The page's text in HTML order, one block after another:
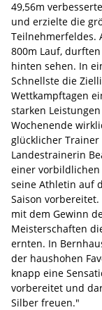
49,56m
und erzielte die
Teilnehmerfeldes.
800m Lauf,
hinten sehen. In
Schnellste die
Wettkampftagen
starken
Wochenende
glücklicher Trainer
Landestrainerin
einer vorbildlichen
seine Athletin auf
Saison
mit dem Gewinn
Meisterschaften
ernten. In
der haushohen
knapp eine
vorbereitet und
Silber freuen."